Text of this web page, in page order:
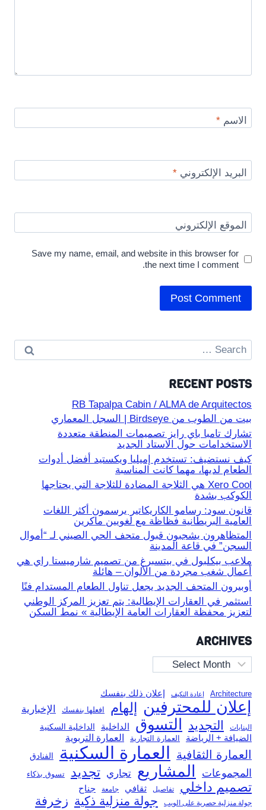
الاسم*
البريد الإلكتروني*
الموقع الإلكتروني
Save my name, email, and website in this browser for
the next time I comment.
Search
for:
RECENT POSTS
RB Tapalpa Cabin / ALMA de Arquitectos
بيت من الطوب من Birdseye | السجل المعماري
تشارك تامبا باي رايز تصميمات المنطقة متعددة
الاستخدامات حول الاستاد الجديد
كيف نستضيف: تستخدم إميليا ويكستيد أفضل أدوات
الطعام لديها، مهما كانت المناسبة
Xero Cool هي الثلاجة المضادة للثلاجة التي يحتاجها
الكوكب بشدة
قانون سود: رسامو الكاريكاتير يرسمون أكثر اللغات
العامية البريطانية فظاظة مع لغويين ماكرين
المتظاهرون يشجبون قبول متحف الحي الصيني لـ “أموال
السجن” في قاعة المدينة
ملاعب بيكلبول في بيتسبرغ من تصميم شارميستا راي هي
أعمال شغب مجردة من الألوان – هائلة
أوبيرون المتحف الجديد يجعل تناول الطعام المستدام فنًا
استثمر في العقارات الإيطالية: يتم تعزيز المركز الوطني
لتعزيز محفظة العقارات العامة الإيطالية » نمط السكن
ARCHIVES
Archives
Architecture إعادة التكيف إعلان ذلك بنفسك
إعلان للمحترفين إلهام افعلها بنفسك الإخبارية
البنايات التجديد التسوق الداخلية الداخلية السكنية
الضيافة + الرياضة العمارة التجارية العمارة التربوية
العمارة الثقافية العمارة السكنية الفنادق
المجموعات المشاريع تجاري تجديد تسوق بذكاء
تصميم داخلي تفاصيل ثقافي جامعة جناح
جولة منزلية حصرية على الويب جولة منزلية ذكية زخرفة